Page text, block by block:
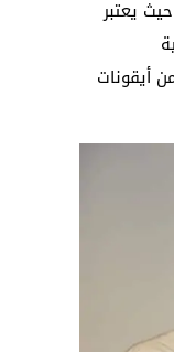
يعتبر
أيقونات